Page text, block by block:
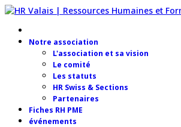
Notre association
L'association et sa vision
Le comité
Les statuts
HR Swiss & Sections
Partenaires
Fiches RH PME
événements